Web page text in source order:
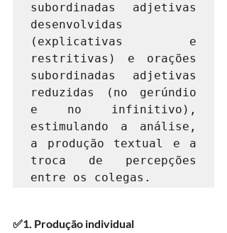
subordinadas adjetivas
desenvolvidas
(explicativas e
restritivas) e orações
subordinadas adjetivas
reduzidas (no gerúndio
e no infinitivo),
estimulando a análise,
a produção textual e a
troca de percepções
entre os colegas.
✅1. Produção individual